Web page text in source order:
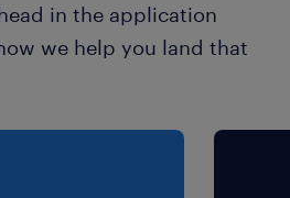
談も可◎
み
in the application
we help you land that